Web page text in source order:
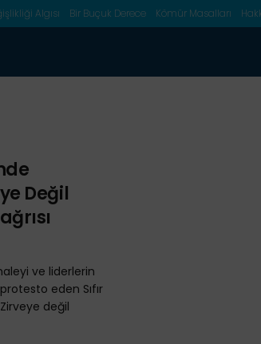
Algısı Bir Buçuk Derece Kömür Masalları
Değil
ve liderlerin
eden Sıfır
değil